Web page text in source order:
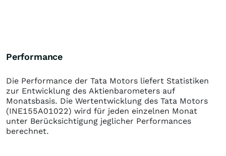
Performance
Die Performance der Tata Motors liefert Statistiken
zur Entwicklung des Aktienbarometers auf
Monatsbasis. Die Wertentwicklung des Tata Motors
(INE155A01022) wird für jeden einzelnen Monat
unter Berücksichtigung jeglicher Performances
berechnet.